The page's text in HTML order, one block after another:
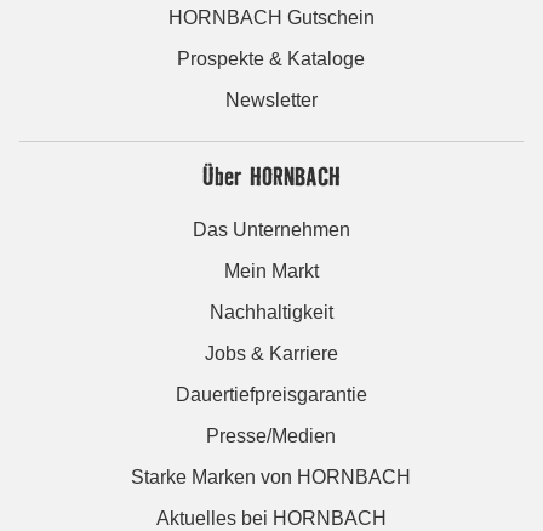
HORNBACH Gutschein
Prospekte & Kataloge
Newsletter
Über HORNBACH
Das Unternehmen
Mein Markt
Nachhaltigkeit
Jobs & Karriere
Dauertiefpreisgarantie
Presse/Medien
Starke Marken von HORNBACH
Aktuelles bei HORNBACH